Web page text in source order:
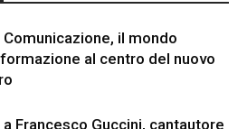
Comunicazione, il mondo
al centro del nuovo
Francesco Guccini, cantautore